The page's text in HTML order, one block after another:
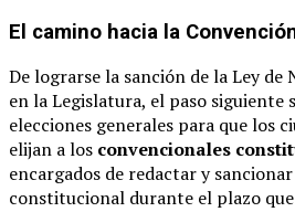
El camino hacia la
De lograrse la sanción de la Ley de
en la Legislatura, el paso siguiente
elecciones generales para que los
elijan a los convencionales
encargados de redactar y
constitucional durante el plazo